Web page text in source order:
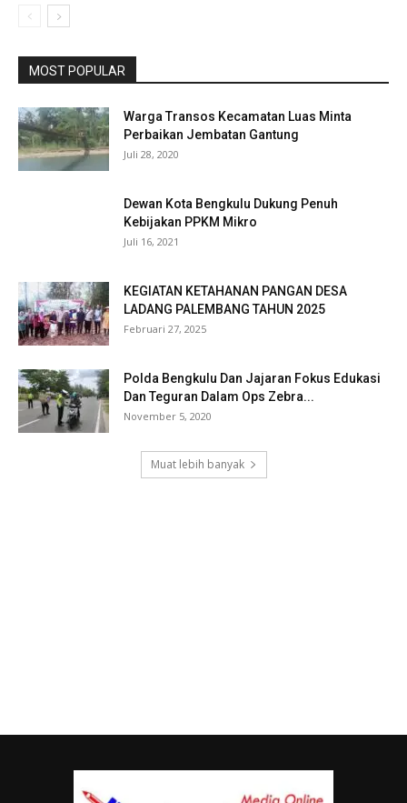
MOST POPULAR
Warga Transos Kecamatan Luas Minta
Perbaikan Jembatan Gantung
Juli 28, 2020
Dewan Kota Bengkulu Dukung Penuh
Kebijakan PPKM Mikro
Juli 16, 2021
KEGIATAN KETAHANAN PANGAN DESA
LADANG PALEMBANG TAHUN 2025
Februari 27, 2025
Polda Bengkulu Dan Jajaran Fokus Edukasi
Dan Teguran Dalam Ops Zebra...
November 5, 2020
Muat lebih banyak